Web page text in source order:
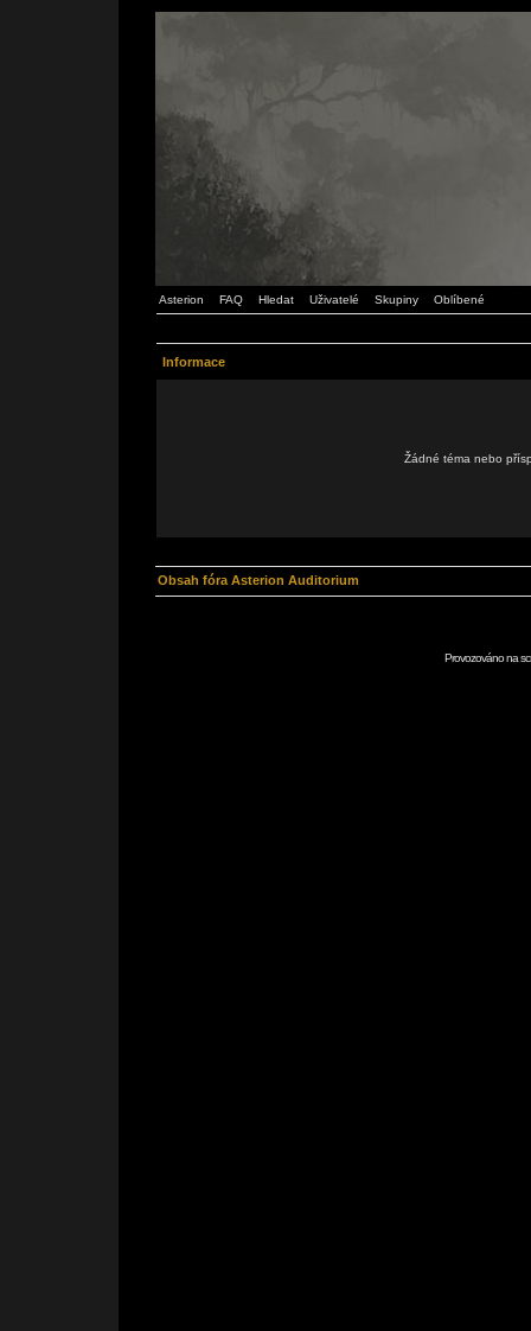
Asterion FAQ Hledat Uživatelé Skupiny Oblíbené
Informace
Žádné téma nebo
Obsah fóra Asterion Auditorium
Provozováno na